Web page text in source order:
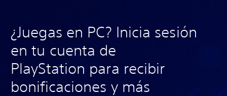
¿Juegas en PC? Inicia sesión
en tu cuenta de
PlayStation para recibir
bonificaciones y más